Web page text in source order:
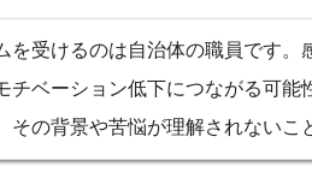
を受けるのは自治体の職員です
チベーション低下につながる可
その背景や苦悩が理解されないこ